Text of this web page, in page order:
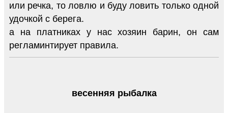
или речка, то ловлю и буду ловить только одной
удочкой с берега.
а на платниках у нас хозяин барин, он сам
регламинтирует правила.
весенняя рыбалка